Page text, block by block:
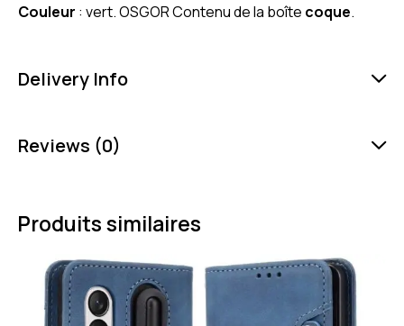
Couleur : vert. OSGOR Contenu de la boîte coque.
Delivery Info
Reviews (0)
Produits similaires